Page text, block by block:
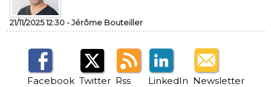
21/11/2025 12:30 -Jérôme Bouteiller
Facebook Twitter Rss LinkedIn Newsletter